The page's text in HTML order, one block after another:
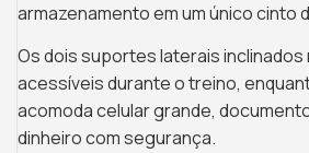
armazenamento em um único cinto
Os dois suportes laterais
acessíveis durante o treino,
acomoda celular grande,
dinheiro com segurança.